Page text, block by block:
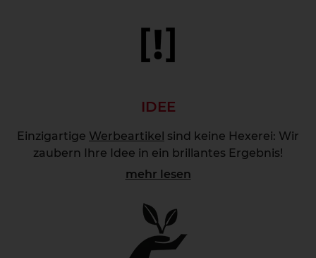
IDEE
Einzigartige Werbeartikel sind keine Hexerei: Wir
zaubern Ihre Idee in ein brillantes Ergebnis!
mehr lesen